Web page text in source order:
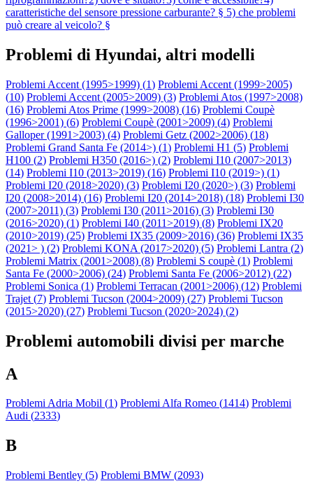
caratteristiche del sensore pressione carburante? § 5) che problemi
può creare al veicolo? §
Problemi di Hyundai, altri modelli
Problemi Accent (1995>1999) (1) Problemi Accent (1999>2005)
(10) Problemi Accent (2005>2009) (3) Problemi Atos (1997>2008)
(16) Problemi Atos Prime (1999>2008) (16) Problemi Coupè
(1996>2001) (6) Problemi Coupè (2001>2009) (4) Problemi
Galloper (1991>2003) (4) Problemi Getz (2002>2006) (18)
Problemi Grand Santa Fe (2014>) (1) Problemi H1 (5) Problemi
H100 (2) Problemi H350 (2016>) (2) Problemi I10 (2007>2013)
(14) Problemi I10 (2013>2019) (16) Problemi I10 (2019>) (1)
Problemi I20 (2018>2020) (3) Problemi I20 (2020>) (3) Problemi
I20 (2008>2014) (16) Problemi I20 (2014>2018) (18) Problemi I30
(2007>2011) (3) Problemi I30 (2011>2016) (3) Problemi I30
(2016>2020) (1) Problemi I40 (2011>2019) (8) Problemi IX20
(2010>2019) (25) Problemi IX35 (2009>2016) (36) Problemi IX35
(2021> ) (2) Problemi KONA (2017>2020) (5) Problemi Lantra (2)
Problemi Matrix (2001>2008) (8) Problemi S coupè (1) Problemi
Santa Fe (2000>2006) (24) Problemi Santa Fe (2006>2012) (22)
Problemi Sonica (1) Problemi Terracan (2001>2006) (12) Problemi
Trajet (7) Problemi Tucson (2004>2009) (27) Problemi Tucson
(2015>2020) (27) Problemi Tucson (2020>2024) (2)
Problemi automobili divisi per marche
A
Problemi Adria Mobil (1) Problemi Alfa Romeo (1414) Problemi
Audi (2333)
B
Problemi Bentley (5) Problemi BMW (2093)